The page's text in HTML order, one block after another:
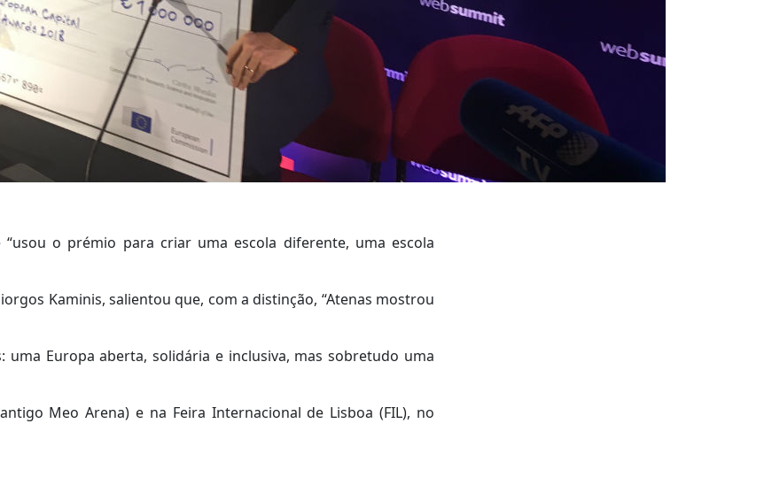
o prémio para criar uma escola diferente, uma escola
Kaminis, salientou que, com a distinção, “Atenas mostrou
Europa aberta, solidária e inclusiva, mas sobretudo uma
Meo Arena) e na Feira Internacional de Lisboa (FIL), no